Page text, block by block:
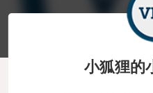
小狐狸的